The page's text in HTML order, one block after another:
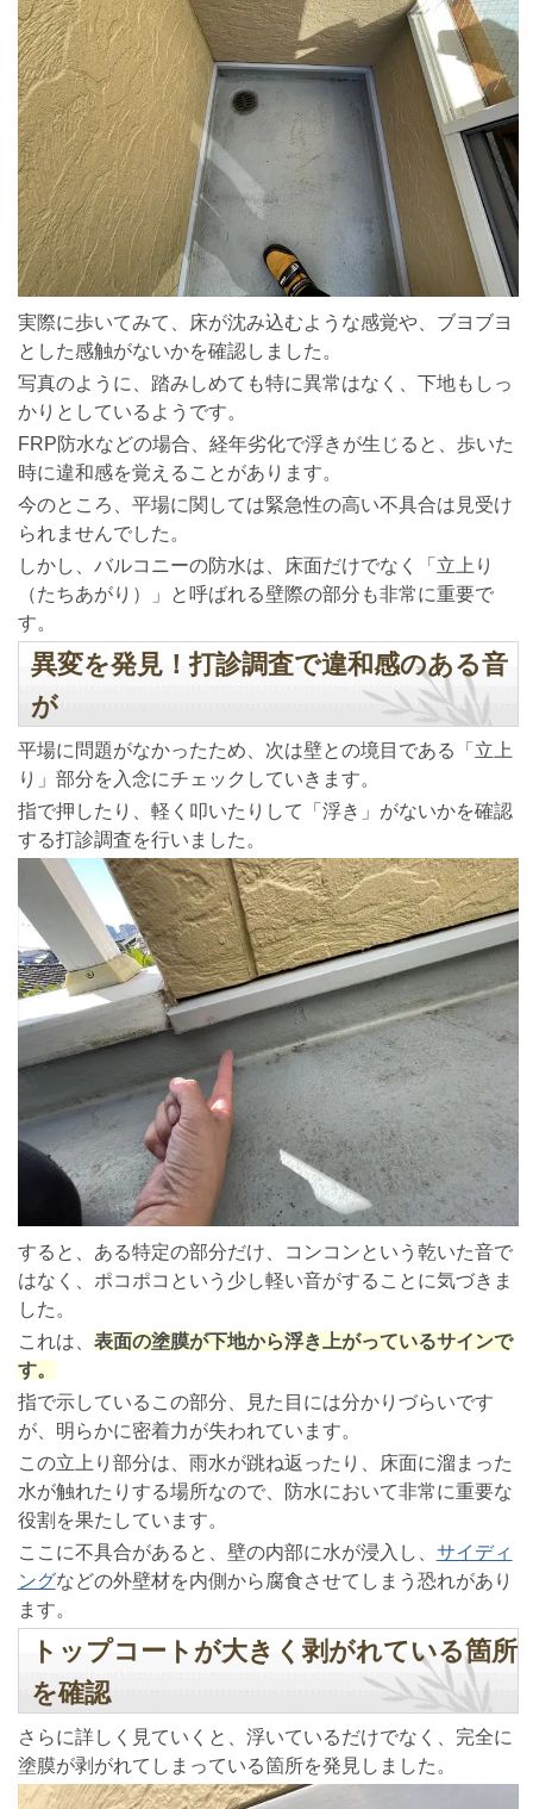
実際に歩いてみて、床が沈み込むような感覚や、ブヨブヨ
とした感触がないかを確認しました。
写真のように、踏みしめても特に異常はなく、下地もしっ
かりとしているようです。
FRP防水などの場合、経年劣化で浮きが生じると、歩いた
時に違和感を覚えることがあります。
今のところ、平場に関しては緊急性の高い不具合は見受け
られませんでした。
しかし、バルコニーの防水は、床面だけでなく「立上り
（たちあがり）」と呼ばれる壁際の部分も非常に重要で
す。
異変を発見！打診調査で違和感のある音
が
平場に問題がなかったため、次は壁との境目である「立上
り」部分を入念にチェックしていきます。
指で押したり、軽く叩いたりして「浮き」がないかを確認
する打診調査を行いました。
すると、ある特定の部分だけ、コンコンという乾いた音で
はなく、ポコポコという少し軽い音がすることに気づきま
した。
これは、 表面の塗膜が下地から浮き上がっているサインで
す。
指で示しているこの部分、見た目には分かりづらいです
が、明らかに密着力が失われています。
この立上り部分は、雨水が跳ね返ったり、床面に溜まった
水が触れたりする場所なので、防水において非常に重要な
役割を果たしています。
ここに不具合があると、壁の内部に水が浸入し、 サイディ
ングなどの外壁材を内側から腐食させてしまう恐れがあり
ます。
トップコートが大きく剥がれている箇所
を確認
さらに詳しく見ていくと、浮いているだけでなく、完全に
塗膜が剥がれてしまっている箇所を発見しました。